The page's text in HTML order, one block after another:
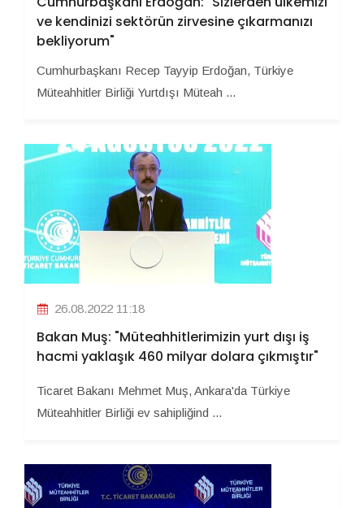
ve kendinizi sektörün zirvesine çıkarmanızı
bekliyorum"
Cumhurbaşkanı Recep Tayyip Erdoğan, Türkiye
Müteahhitler Birliği Yurtdışı Müteah ...
26.08.2022 11:18
Bakan Muş: "Müteahhitlerimizin yurt dışı iş
hacmi yaklaşık 460 milyar dolara çıkmıştır"
Ticaret Bakanı Mehmet Muş, Ankara'da Türkiye
Müteahhitler Birliği ev sahipliğind ...